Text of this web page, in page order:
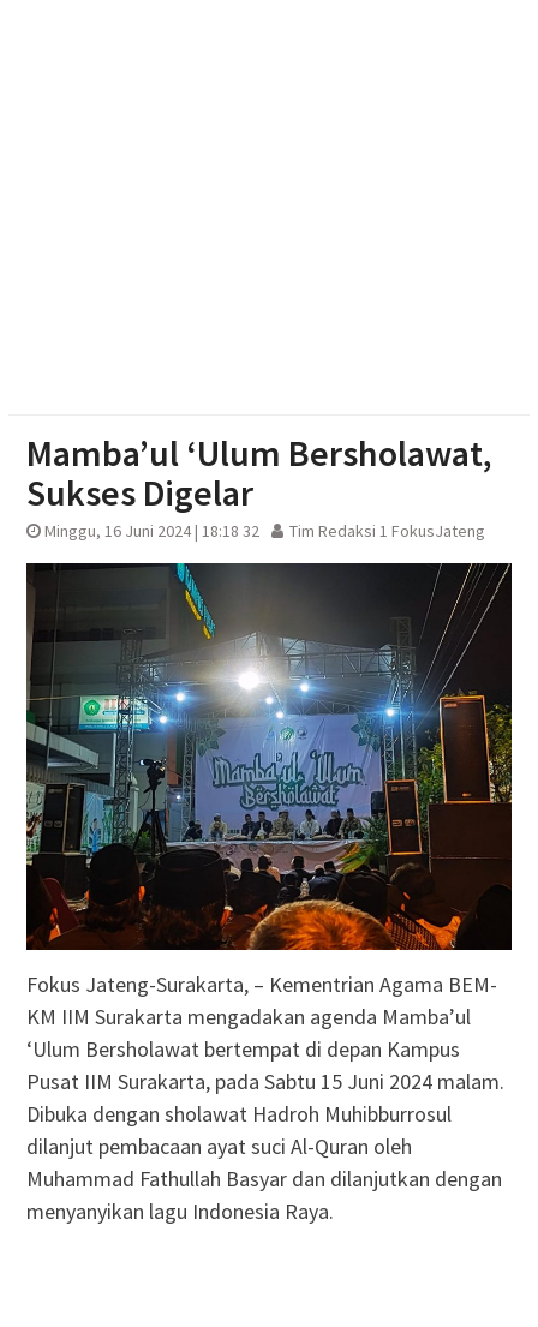
Mamba’ul ‘Ulum Bersholawat,
Sukses Digelar
Minggu, 16 Juni 2024 | 18:18 32 Tim Redaksi 1 FokusJateng
Fokus Jateng-Surakarta, – Kementrian Agama BEM-
KM IIM Surakarta mengadakan agenda Mamba’ul
‘Ulum Bersholawat bertempat di depan Kampus
Pusat IIM Surakarta, pada Sabtu 15 Juni 2024 malam.
Dibuka dengan sholawat Hadroh Muhibburrosul
dilanjut pembacaan ayat suci Al-Quran oleh
Muhammad Fathullah Basyar dan dilanjutkan dengan
menyanyikan lagu Indonesia Raya.